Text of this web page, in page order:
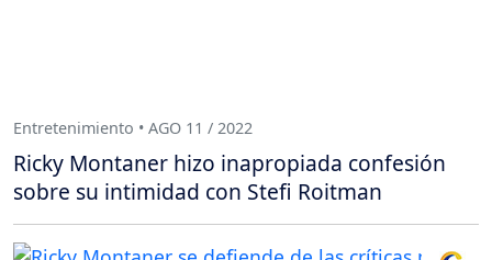
Entretenimiento • AGO 11 / 2022
Ricky Montaner hizo inapropiada confesión
sobre su intimidad con Stefi Roitman